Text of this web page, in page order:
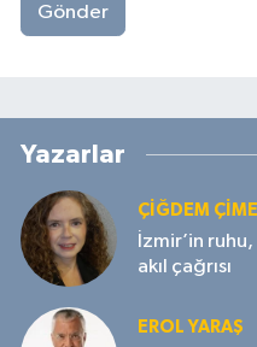
Gönder
Yazarlar
ÇIĞDEM
İzmir’in
akıl çağrısı
EROL YARAŞ